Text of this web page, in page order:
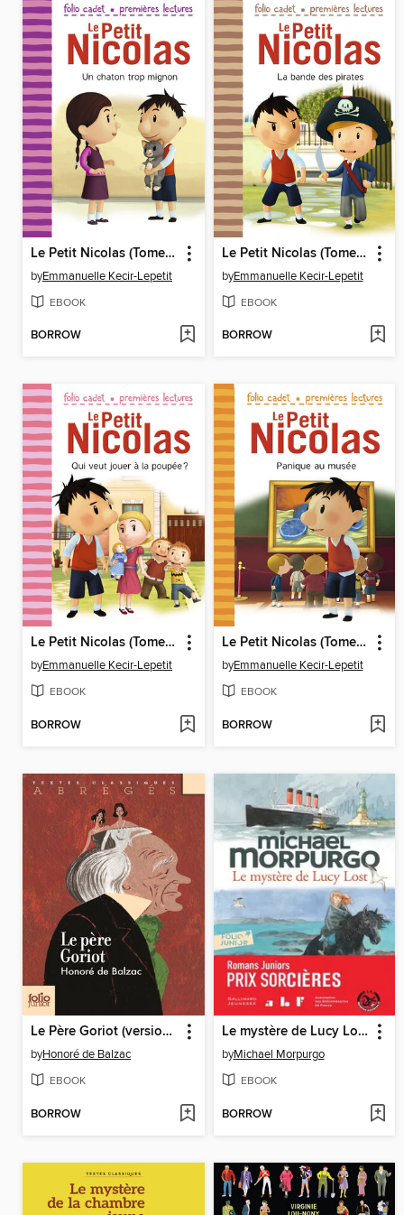
Le Petit Nicolas (Tome 13)--Un chaton trop mignon
byEmmanuelle Kecir-Lepetit
EBOOK
BORROW
Le Petit Nicolas (Tome 12)--La bande des pirates
byEmmanuelle Kecir-Lepetit
EBOOK
BORROW
Le Petit Nicolas (Tome 11)--Qui veut jouer à la poupée ?
byEmmanuelle Kecir-Lepetit
EBOOK
BORROW
Le Petit Nicolas (Tome 10)--Panique au musée
byEmmanuelle Kecir-Lepetit
EBOOK
BORROW
Le Père Goriot (version abrégée)
byHonoré de Balzac
EBOOK
BORROW
Le mystère de Lucy Lost
byMichael Morpurgo
EBOOK
BORROW